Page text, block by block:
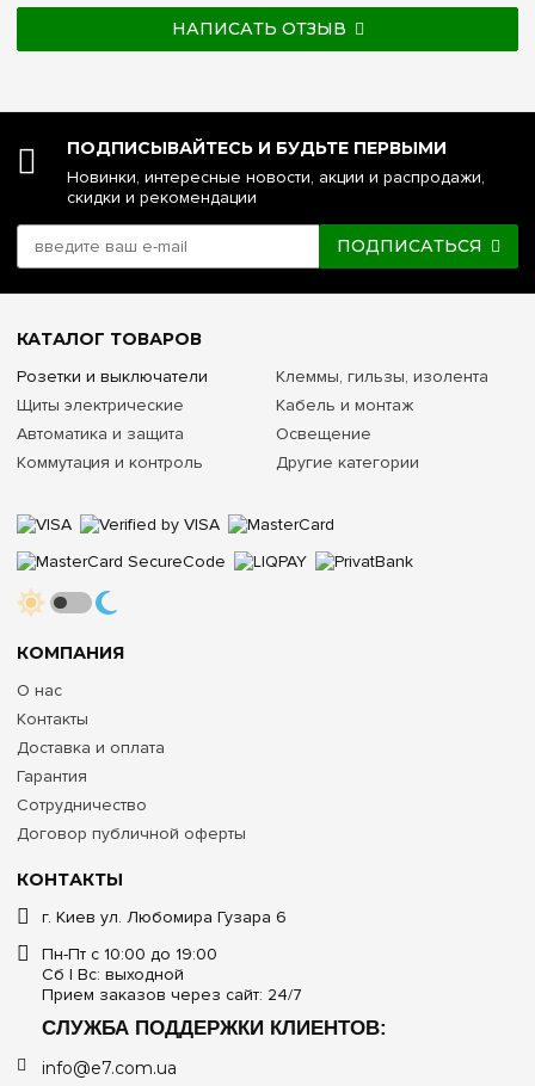
НАПИСАТЬ ОТЗЫВ
ПОДПИСЫВАЙТЕСЬ И БУДЬТЕ ПЕРВЫМИ
Новинки, интересные новости, акции и распродажи,
скидки и рекомендации
ПОДПИСАТЬСЯ
КОНТАКТЫ
г. Киев ул. Любомира Гузара 6
Пн-Пт с 10:00 до 19:00
Сб | Вс: выходной
Прием заказов через сайт: 24/7
СЛУЖБА ПОДДЕРЖКИ КЛИЕНТОВ:
info@e7.com.ua
КОМПАНИЯ
О нас
Контакты
Доставка и оплата
Гарантия
Сотрудничество
Договор публичной оферты
КАТАЛОГ ТОВАРОВ
Розетки и выключатели
Щиты электрические
Автоматика и защита
Коммутация и контроль
Клеммы, гильзы, изолента
Кабель и монтаж
Освещение
Другие категории